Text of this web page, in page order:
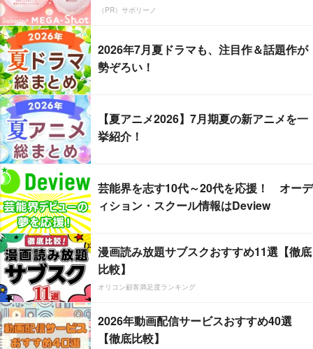
（PR）サボリーノ
2026年7月夏ドラマも、注目作＆話題作が
勢ぞろい！
【夏アニメ2026】7月期夏の新アニメを一
挙紹介！
芸能界を志す10代～20代を応援！ オーデ
ィション・スクール情報はDeview
漫画読み放題サブスクおすすめ11選【徹底
比較】
オリコン顧客満足度ランキング
2026年動画配信サービスおすすめ40選
【徹底比較】